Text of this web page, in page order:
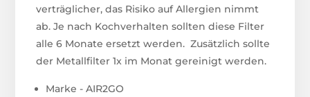
verträglicher, das Risiko auf Allergien nimmt
ab. Je nach Kochverhalten sollten diese Filter
alle 6 Monate ersetzt werden. Zusätzlich sollte
der Metallfilter 1x im Monat gereinigt werden.
Marke - AIR2GO